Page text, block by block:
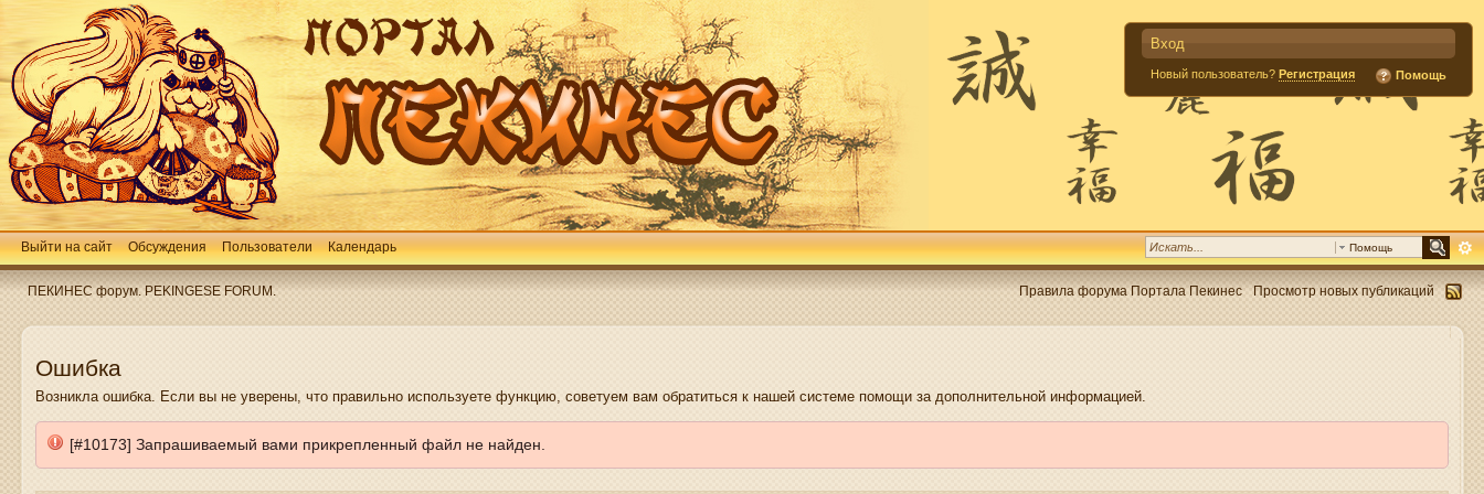
Вход
Новый пользователь? Регистрация Помощь
Помощь
Выйти на сайт Обсуждения Пользователи Календарь
ПЕКИНЕС форум. PEKINGESE FORUM. Правила форума Портала Пекинес Просмотр новых публикаций
Ошибка
Возникла ошибка. Если вы не уверены, что правильно используете функцию, советуем вам обратиться к нашей системе помощи за дополнительной информацией.
[#10173] Запрашиваемый вами прикрепленный файл не найден.